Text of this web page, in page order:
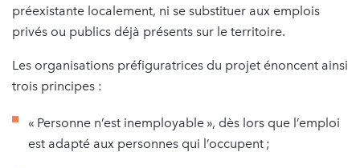
préexistante localement, ni se substituer aux emplois
privés ou publics déjà présents sur le territoire.
Les organisations préfiguratrices du projet énoncent ainsi
trois principes :
« Personne n’est inemployable », dès lors que l’emploi
est adapté aux personnes qui l’occupent ;